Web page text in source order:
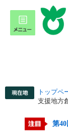
トップペ
支援地方
第